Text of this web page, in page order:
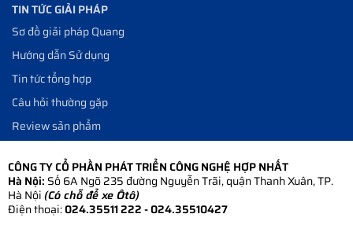
TIN TỨC GIẢI PHÁP
Sơ đồ giải pháp Quang
Hướng dẫn Sử dụng
Tin tức tổng hợp
Câu hỏi thường gặp
Review sản phẩm
CÔNG TY CỔ PHẦN PHÁT TRIỂN CÔNG NGHỆ HỢP NHẤT
Hà Nội: Số 6A Ngõ 235 đường Nguyễn Trãi, quận Thanh Xuân, TP.
Hà Nội(Có chỗ để xe Ôtô)
Điện thoại:024.35511 222 - 024.35510427